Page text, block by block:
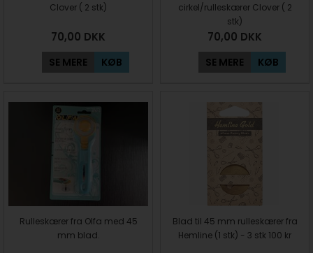
Clover ( 2 stk)
70,00 DKK
SE MERE KØB
cirkel/rulleskærer Clover ( 2
stk)
70,00 DKK
SE MERE KØB
Rulleskærer fra Olfa med 45
mm blad.
Blad til 45 mm rulleskærer fra
Hemline (1 stk) - 3 stk 100 kr